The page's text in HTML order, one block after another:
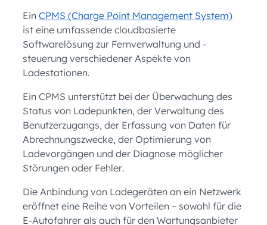
Ein CPMS (Charge Point Management System)
ist eine umfassende cloudbasierte
Softwarelösung zur Fernverwaltung und -
steuerung verschiedener Aspekte von
Ladestationen.
Ein CPMS unterstützt bei der Überwachung des
Status von Ladepunkten, der Verwaltung des
Benutzerzugangs, der Erfassung von Daten für
Abrechnungszwecke, der Optimierung von
Ladevorgängen und der Diagnose möglicher
Störungen oder Fehler.
Die Anbindung von Ladegeräten an ein Netzwerk
eröffnet eine Reihe von Vorteilen – sowohl für die
E-Autofahrer als auch für den Wartungsanbieter